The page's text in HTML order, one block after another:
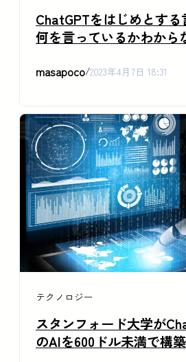
ChatGPTをはじめとす
何を言っているかわから
masapoco/2023年4月7日 18:31
テクノロジー
スタンフォード大学が
のAIを600ドル未満で構築